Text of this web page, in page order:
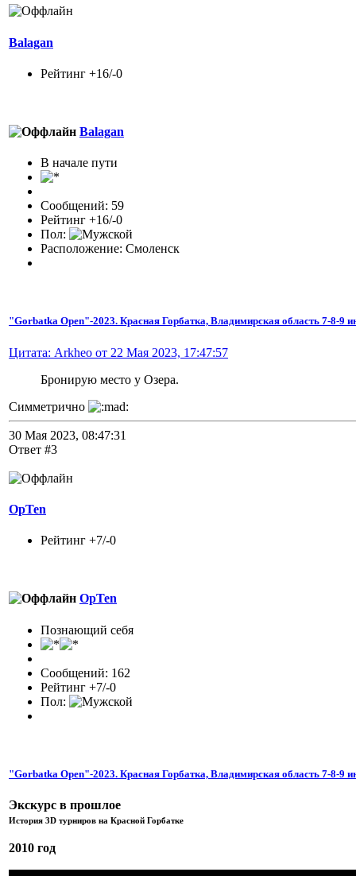
Balagan
Рейтинг +16/-0
Balagan
В начале пути
Сообщений: 59
Рейтинг +16/-0
Пол:
Расположение: Смоленск
"Gorbatka Open"-2023. Красная Горбатка, Владимирская область 7-8-9
Цитата: Arkheo от 22 Мая 2023, 17:47:57
Бронирую место у Озера.
Симметрично
30 Мая 2023, 08:47:31
Ответ #3
OpTen
Рейтинг +7/-0
OpTen
Познающий себя
Сообщений: 162
Рейтинг +7/-0
Пол:
"Gorbatka Open"-2023. Красная Горбатка, Владимирская область 7-8-9
Экскурс в прошлое
История 3D турниров на Красной Горбатке
2010 год